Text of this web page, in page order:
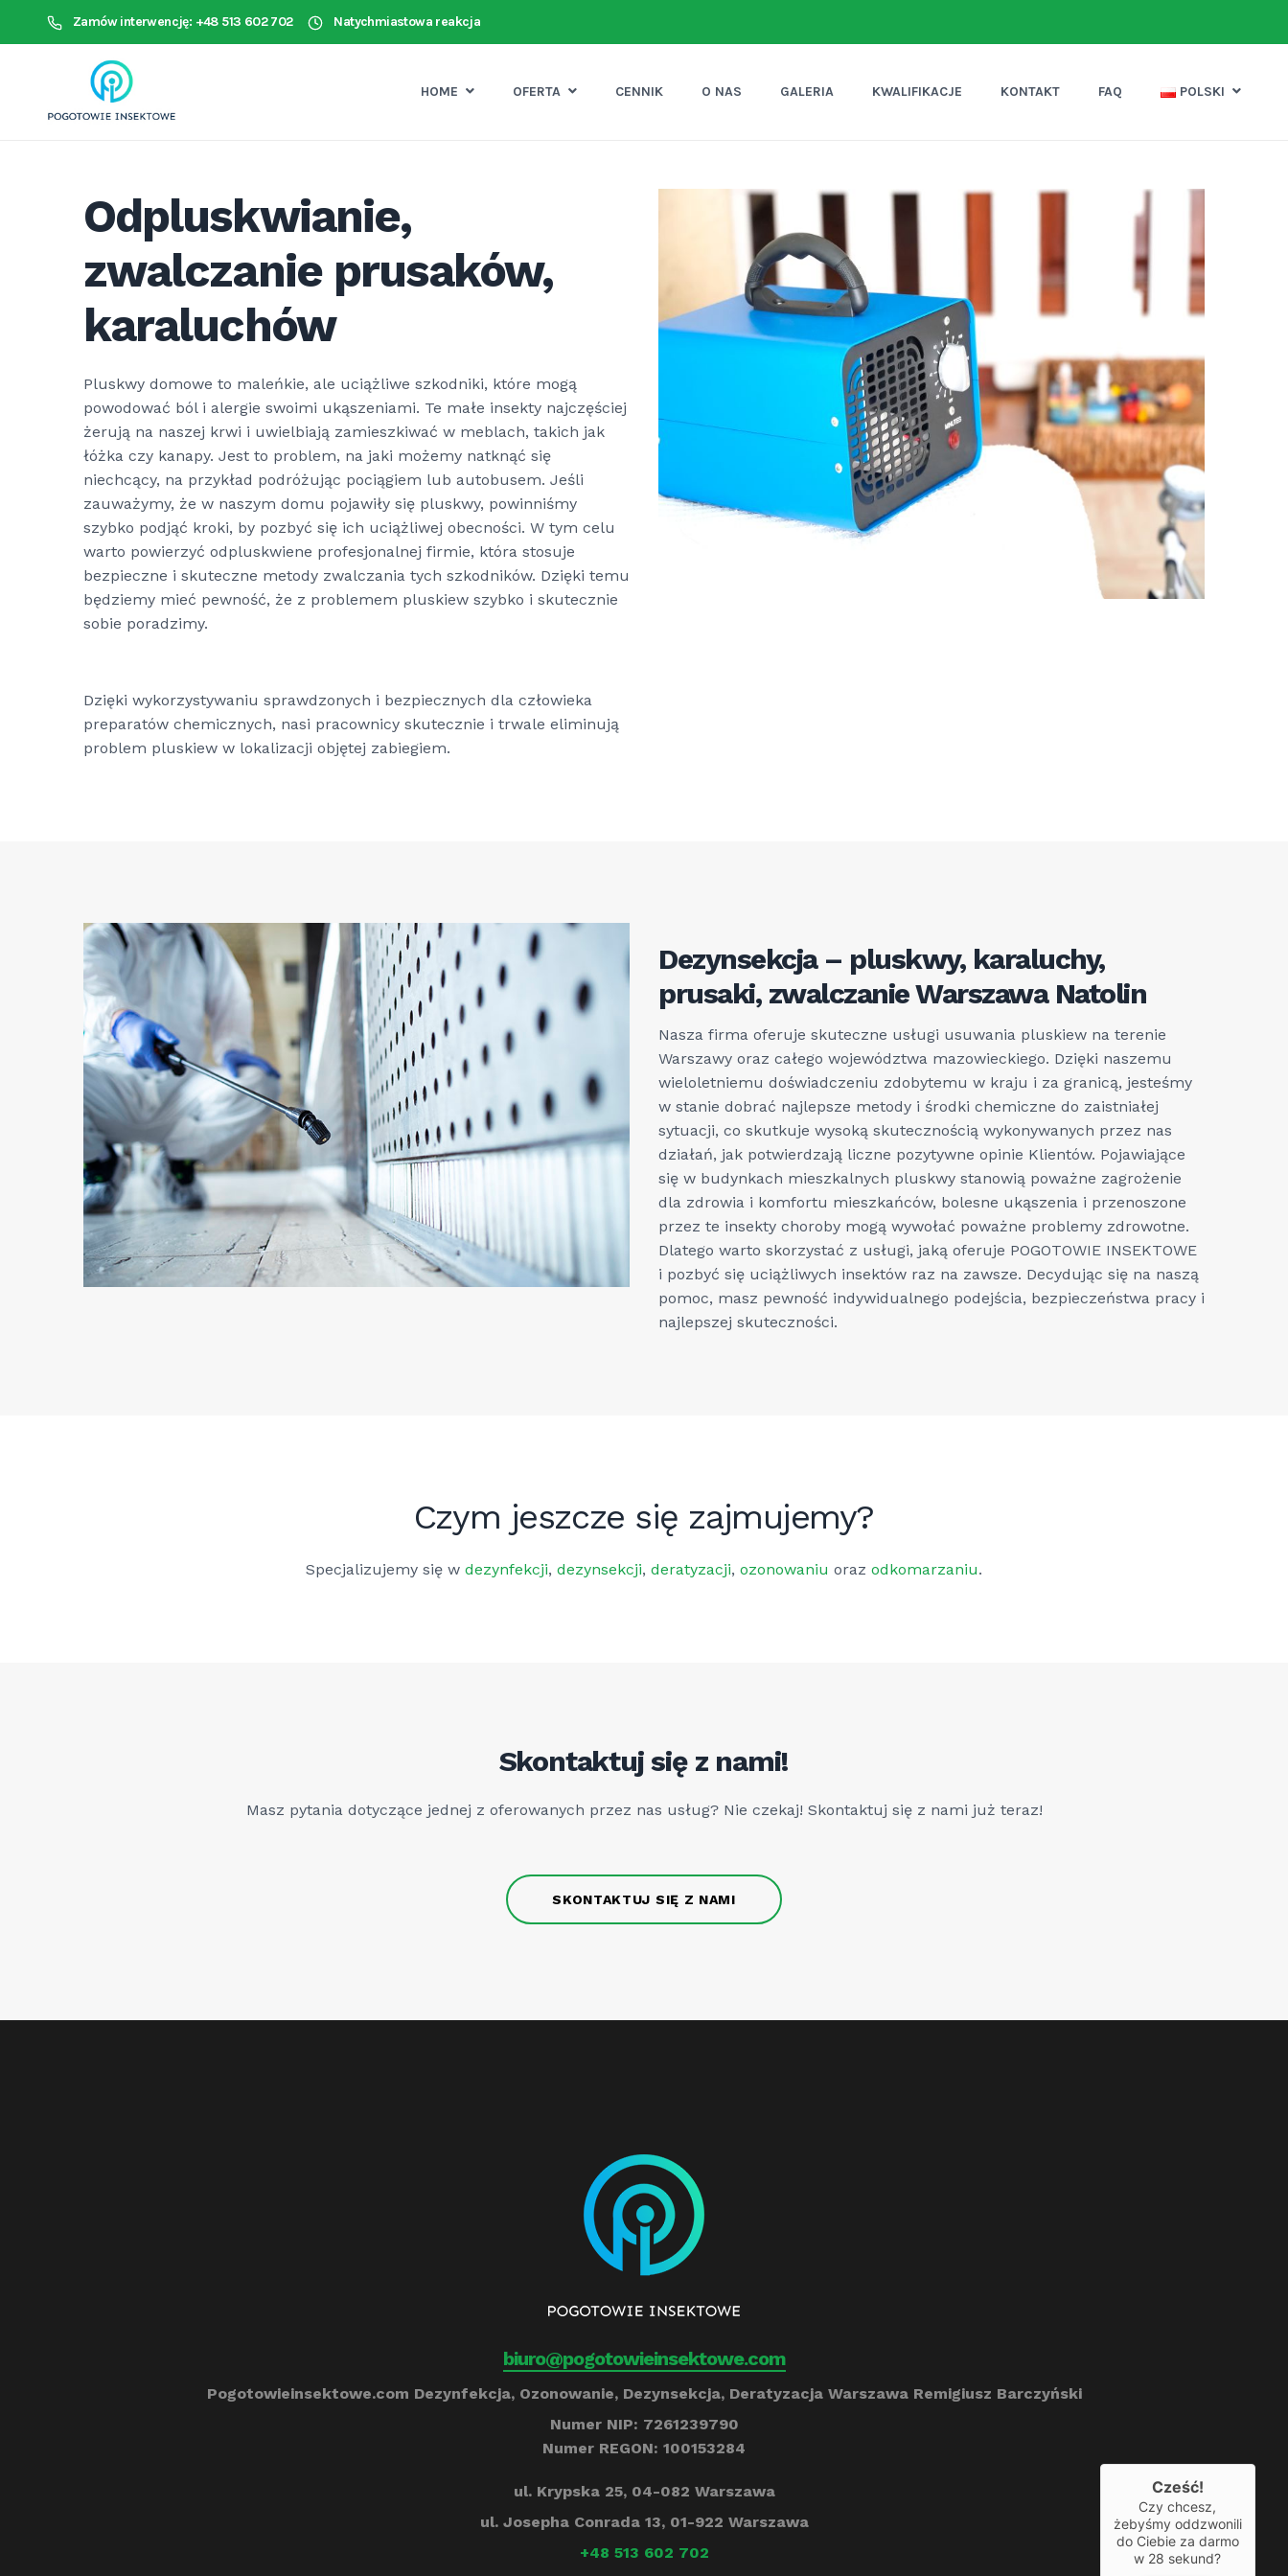
Zamów interwencję: +48 513 602 702 Natychmiastowa reakcja
HOME OFERTA CENNIK O NAS GALERIA KWALIFIKACJE KONTAKT FAQ POLSKI
Odpluskwianie,
zwalczanie prusaków,
karaluchów
Pluskwy domowe to maleńkie, ale uciążliwe szkodniki, które mogą
powodować ból i alergie swoimi ukąszeniami. Te małe insekty najczęściej
żerują na naszej krwi i uwielbiają zamieszkiwać w meblach, takich jak
łóżka czy kanapy. Jest to problem, na jaki możemy natknąć się
niechcący, na przykład podróżując pociągiem lub autobusem. Jeśli
zauważymy, że w naszym domu pojawiły się pluskwy, powinniśmy
szybko podjąć kroki, by pozbyć się ich uciążliwej obecności. W tym celu
warto powierzyć odpluskwiene profesjonalnej firmie, która stosuje
bezpieczne i skuteczne metody zwalczania tych szkodników. Dzięki temu
będziemy mieć pewność, że z problemem pluskiew szybko i skutecznie
sobie poradzimy.
Dzięki wykorzystywaniu sprawdzonych i bezpiecznych dla człowieka
preparatów chemicznych, nasi pracownicy skutecznie i trwale eliminują
problem pluskiew w lokalizacji objętej zabiegiem.
Dezynsekcja – pluskwy, karaluchy,
prusaki, zwalczanie Warszawa Natolin
Nasza firma oferuje skuteczne usługi usuwania pluskiew na terenie
Warszawy oraz całego województwa mazowieckiego. Dzięki naszemu
wieloletniemu doświadczeniu zdobytemu w kraju i za granicą, jesteśmy
w stanie dobrać najlepsze metody i środki chemiczne do zaistniałej
sytuacji, co skutkuje wysoką skutecznością wykonywanych przez nas
działań, jak potwierdzają liczne pozytywne opinie Klientów. Pojawiające
się w budynkach mieszkalnych pluskwy stanowią poważne zagrożenie
dla zdrowia i komfortu mieszkańców, bolesne ukąszenia i przenoszone
przez te insekty choroby mogą wywołać poważne problemy zdrowotne.
Dlatego warto skorzystać z usługi, jaką oferuje POGOTOWIE INSEKTOWE
i pozbyć się uciążliwych insektów raz na zawsze. Decydując się na naszą
pomoc, masz pewność indywidualnego podejścia, bezpieczeństwa pracy i
najlepszej skuteczności.
Czym jeszcze się zajmujemy?
Specjalizujemy się w dezynfekcji, dezynsekcji, deratyzacji, ozonowaniu oraz odkomarzaniu.
Skontaktuj się z nami!
Masz pytania dotyczące jednej z oferowanych przez nas usług? Nie czekaj! Skontaktuj się z nami już teraz!
SKONTAKTUJ SIĘ Z NAMI
biuro@pogotowieinsektowe.com
Pogotowieinsektowe.com Dezynfekcja, Ozonowanie, Dezynsekcja, Deratyzacja Warszawa Remigiusz Barczyński
Numer NIP: 7261239790
Numer REGON: 100153284
ul. Krypska 25, 04-082 Warszawa
ul. Josepha Conrada 13, 01-922 Warszawa
+48 513 602 702
Cześć!
Czy chcesz,
żebyśmy oddzwonili
do Ciebie za darmo
w 28 sekund?